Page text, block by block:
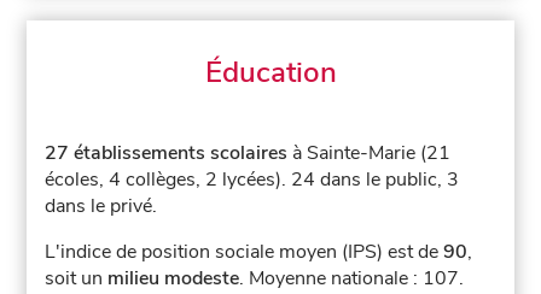
Éducation
27 établissements scolaires à Sainte-Marie (21
écoles, 4 collèges, 2 lycées). 24 dans le public, 3
dans le privé.
L'indice de position sociale moyen (IPS) est de90,
soit un milieu modeste. Moyenne nationale : 107.